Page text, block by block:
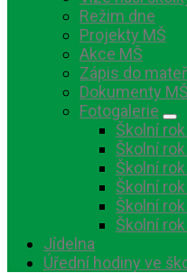
Režim dne
Projekty MŠ
Akce MŠ
Zápis do
Dokumenty MŠ
Fotogalerie
Školní
Školní
Školní
Školní
Školní
Školní
Jídelna
Úřední hodiny ve